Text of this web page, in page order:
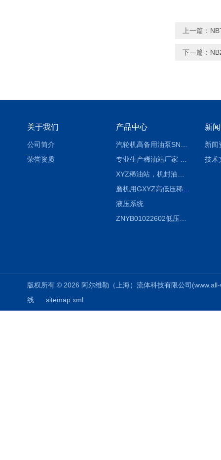
上一篇：
下一篇：
关于我们
公司简介
荣誉资质
产品中心
磨机用GXYZ高低压稀油站，静压油润滑系统
液压系统
ZNYB01022602低压螺杆泵
新
新闻
技术
版权所有 © 2026 阿尔维勒（上海）流体科技有限公司
线
sitemap.xml